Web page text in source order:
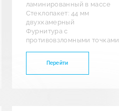
ламинированный в массе
Стеклопакет: 44 мм
двухкамерный
Фурнитура с
противовзломными точками
Перейти